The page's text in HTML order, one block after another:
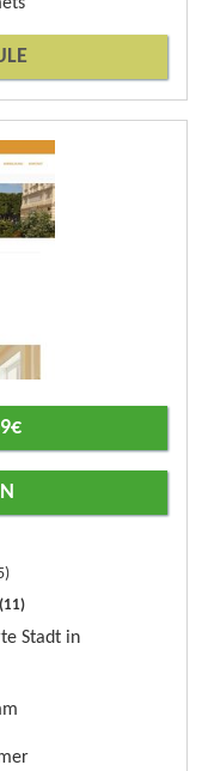
Stadt in